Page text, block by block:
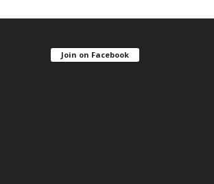
Join on Facebook